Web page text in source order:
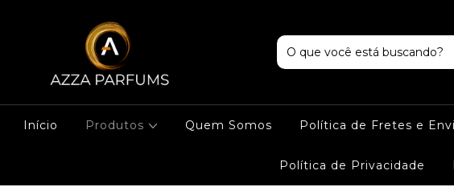
Início Produtos Quem Somos Política de Fretes e
Política de Privacidade